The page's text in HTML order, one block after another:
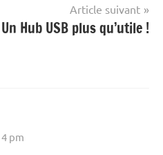
Article suivant
Un Hub USB plus qu’utile !
pm